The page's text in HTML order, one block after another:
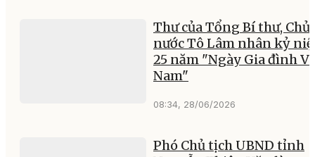
Thư của Tổng Bí thư,
nước Tô Lâm nhân kỷ
25 năm "Ngày Gia đình
Nam"
08:34, 28/06/2026
Phó Chủ tịch UBND tỉnh